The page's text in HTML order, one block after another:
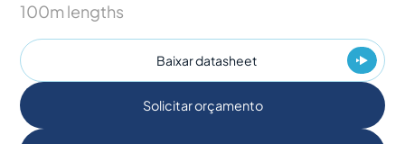
100m lengths
Baixar datasheet
Solicitar orçamento